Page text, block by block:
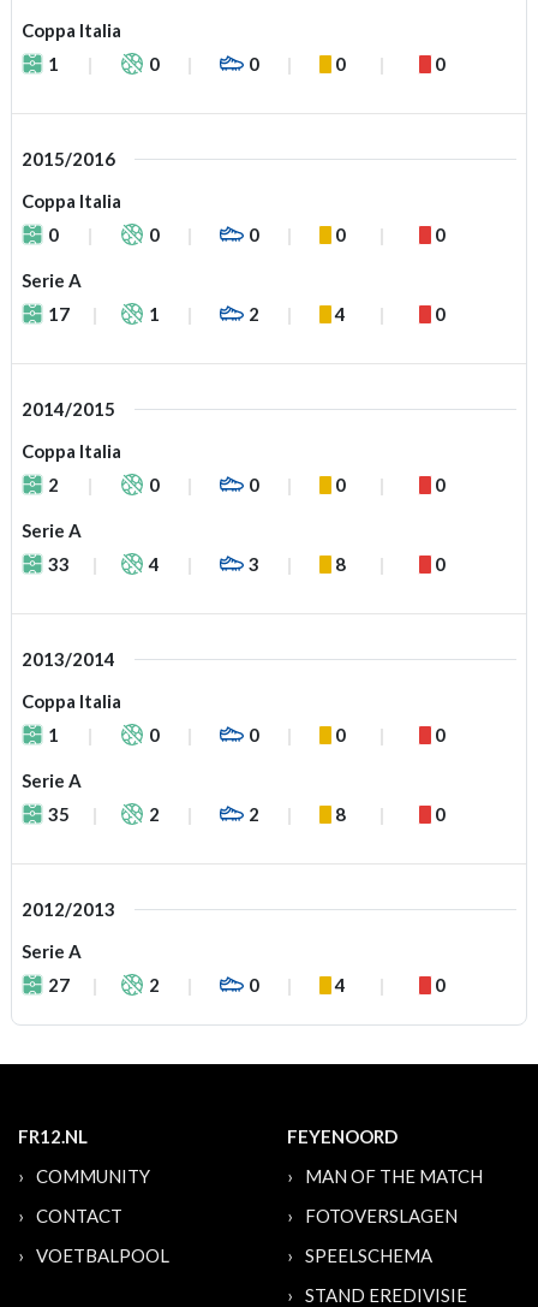
Coppa Italia
1
0 0 0 0
2015/2016
Coppa Italia
0
0 0 0 0
Serie A
17
1 2 4 0
2014/2015
Coppa Italia
2
0 0 0 0
Serie A
33
4 3 8 0
2013/2014
Coppa Italia
1
0 0 0 0
Serie A
35
2 2 8 0
2012/2013
Serie A
27
2 0 4 0
FR12.NL
COMMUNITY
CONTACT
VOETBALPOOL
FEYENOORD
MAN OF THE MATCH
FOTOVERSLAGEN
SPEELSCHEMA
STAND EREDIVISIE